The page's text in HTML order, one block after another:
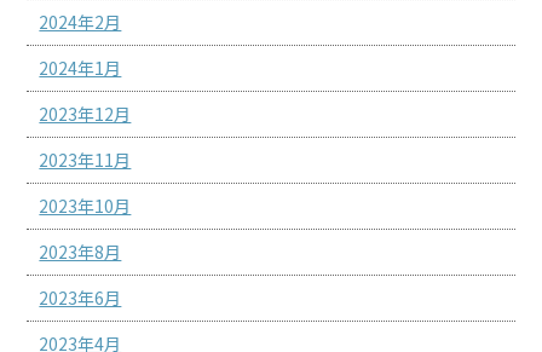
2024年2月
2024年1月
2023年12月
2023年11月
2023年10月
2023年8月
2023年6月
2023年4月